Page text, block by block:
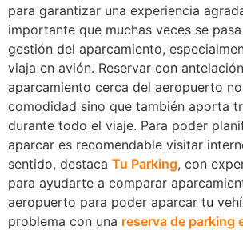
para garantizar una experiencia
importante que muchas veces se
gestión del aparcamiento,
viaja en avión. Reservar con
aparcamiento cerca del aeropuerto
comodidad sino que también aporta
durante todo el viaje. Para poder
aparcar es recomendable visitar
sentido, destaca Tu Parking, con
para ayudarte a comparar
aeropuerto para poder aparcar tu
problema con una reserva de parking